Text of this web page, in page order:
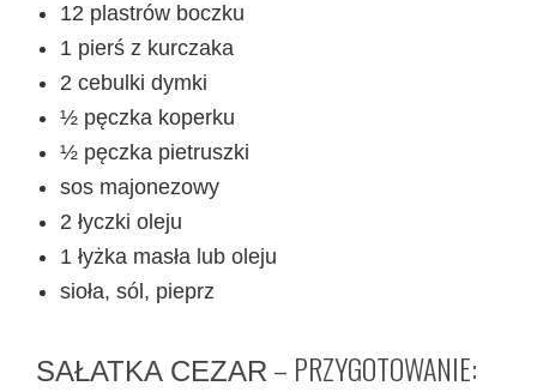
12 plastrów boczku
1 pierś z kurczaka
2 cebulki dymki
½ pęczka koperku
½ pęczka pietruszki
sos majonezowy
2 łyczki oleju
1 łyżka masła lub oleju
sioła, sól, pieprz
SAŁATKA CEZAR – PRZYGOTOWANIE: